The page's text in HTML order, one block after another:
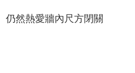
仍然熱愛牆內尺方閉關